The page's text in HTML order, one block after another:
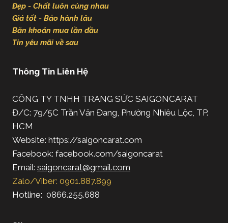
Đẹp - Chất luôn cùng nhau
Giá tốt - Bảo hành lâu
Băn khoăn mua lần đầu
Tin yêu mãi về sau
Thông Tin Liên Hệ
CÔNG TY TNHH TRANG SỨC SAIGONCARAT
Đ/C: 79/5C Trần Văn Đang, Phường Nhiêu Lộc, TP.
HCM
Website: https://saigoncarat.com
Facebook: facebook.com/saigoncarat
Email: saigoncarat@gmail.com
Zalo/Viber: 0901.887.899
Hotline: 0866.255.688